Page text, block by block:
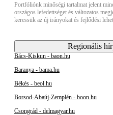
Portfóliónk minőségi tartalmat jelent
országos lefedettséget és változatos
keressük az új irányokat és fejlődési
Regionális
Bács-Kiskun - baon.hu
Baranya - bama.hu
Békés - beol.hu
Borsod-Abaúj-Zemplén - boon.hu
Csongrád - delmagyar.hu